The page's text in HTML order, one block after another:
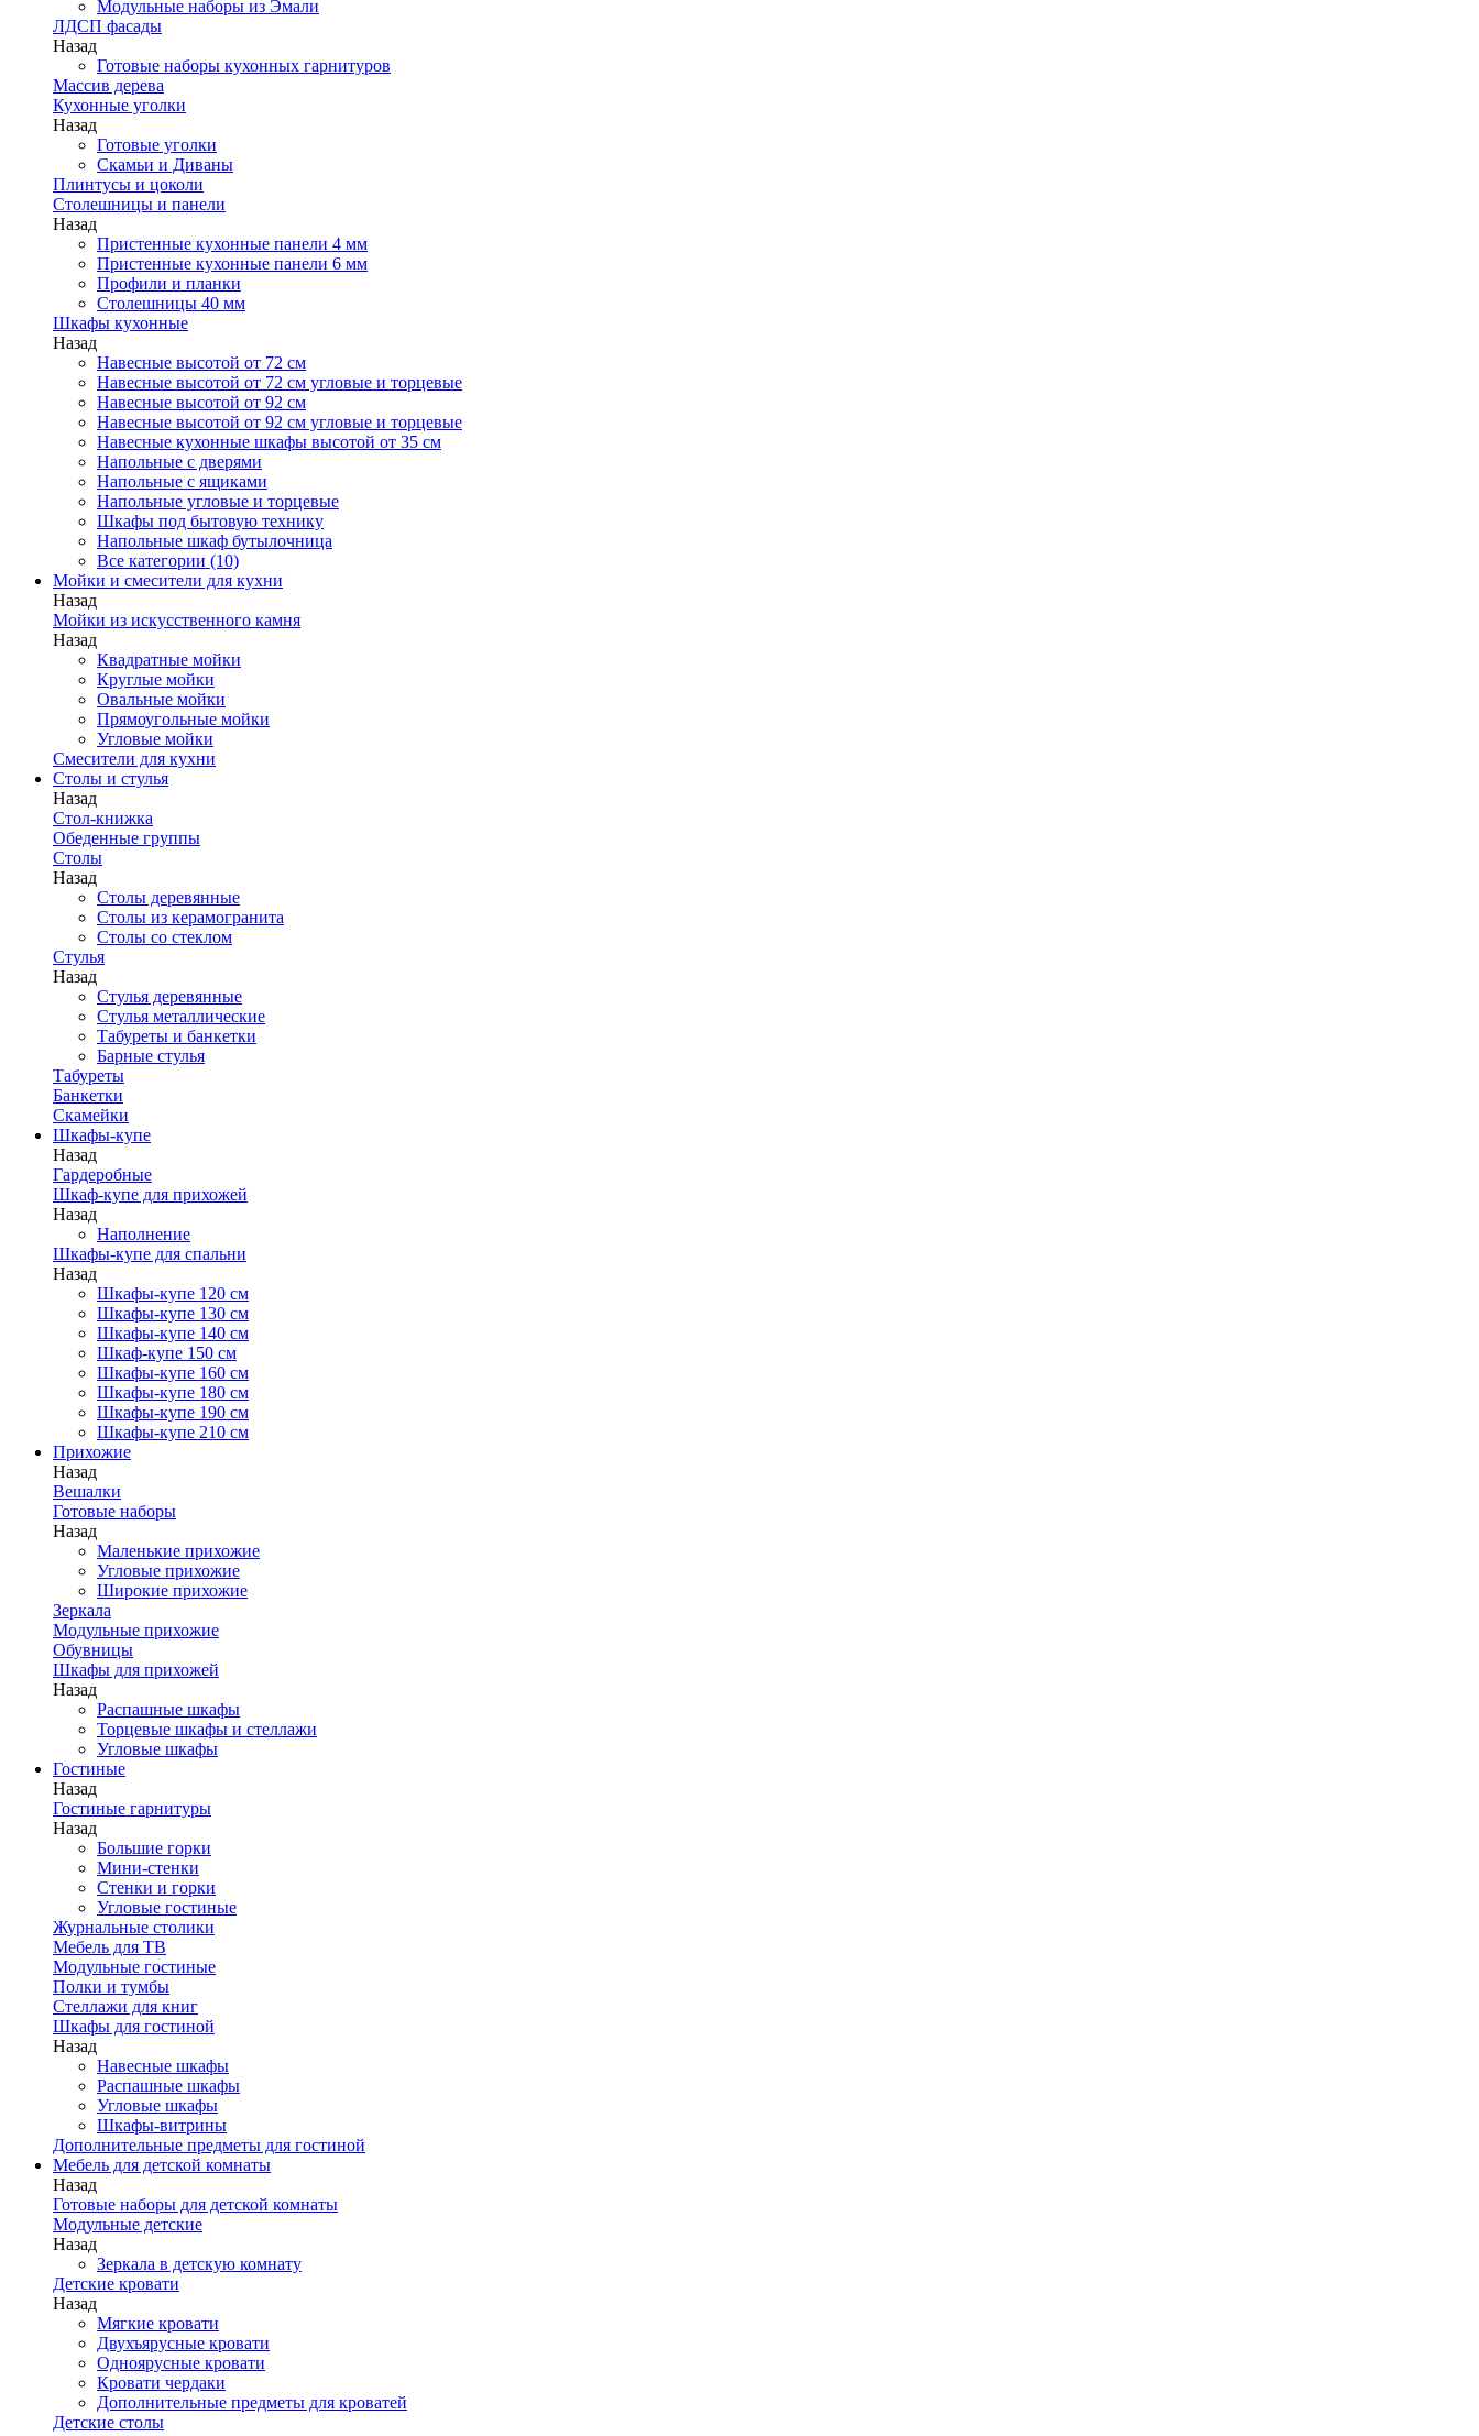
Модульные наборы из Эмали
ЛДСП фасады
Назад
Готовые наборы кухонных гарнитуров
Массив дерева
Кухонные уголки
Назад
Готовые уголки
Скамьи и Диваны
Плинтусы и цоколи
Столешницы и панели
Назад
Пристенные кухонные панели 4 мм
Пристенные кухонные панели 6 мм
Профили и планки
Столешницы 40 мм
Шкафы кухонные
Назад
Навесные высотой от 72 см
Навесные высотой от 72 см угловые и торцевые
Навесные высотой от 92 см
Навесные высотой от 92 см угловые и торцевые
Навесные кухонные шкафы высотой от 35 см
Напольные с дверями
Напольные с ящиками
Напольные угловые и торцевые
Шкафы под бытовую технику
Напольные шкаф бутылочница
Все категории (10)
Мойки и смесители для кухни
Назад
Мойки из искусственного камня
Назад
Квадратные мойки
Круглые мойки
Овальные мойки
Прямоугольные мойки
Угловые мойки
Смесители для кухни
Столы и стулья
Назад
Стол-книжка
Обеденные группы
Столы
Назад
Столы деревянные
Столы из керамогранита
Столы со стеклом
Стулья
Назад
Стулья деревянные
Стулья металлические
Табуреты и банкетки
Барные стулья
Табуреты
Банкетки
Скамейки
Шкафы-купе
Назад
Гардеробные
Шкаф-купе для прихожей
Назад
Наполнение
Шкафы-купе для спальни
Назад
Шкафы-купе 120 см
Шкафы-купе 130 см
Шкафы-купе 140 см
Шкаф-купе 150 см
Шкафы-купе 160 см
Шкафы-купе 180 см
Шкафы-купе 190 см
Шкафы-купе 210 см
Прихожие
Назад
Вешалки
Готовые наборы
Назад
Маленькие прихожие
Угловые прихожие
Широкие прихожие
Зеркала
Модульные прихожие
Обувницы
Шкафы для прихожей
Назад
Распашные шкафы
Торцевые шкафы и стеллажи
Угловые шкафы
Гостиные
Назад
Гостиные гарнитуры
Назад
Большие горки
Мини-стенки
Стенки и горки
Угловые гостиные
Журнальные столики
Мебель для ТВ
Модульные гостиные
Полки и тумбы
Стеллажи для книг
Шкафы для гостиной
Назад
Навесные шкафы
Распашные шкафы
Угловые шкафы
Шкафы-витрины
Дополнительные предметы для гостиной
Мебель для детской комнаты
Назад
Готовые наборы для детской комнаты
Модульные детские
Назад
Зеркала в детскую комнату
Детские кровати
Назад
Мягкие кровати
Двухъярусные кровати
Одноярусные кровати
Кровати чердаки
Дополнительные предметы для кроватей
Детские столы